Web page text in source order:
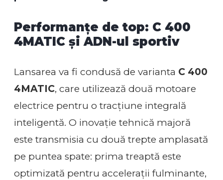
Performanțe de top: C 400
4MATIC și ADN-ul sportiv
Lansarea va fi condusă de varianta C 400
4MATIC, care utilizează două motoare
electrice pentru o tracțiune integrală
inteligentă. O inovație tehnică majoră
este transmisia cu două trepte amplasată
pe puntea spate: prima treaptă este
optimizată pentru accelerații fulminante,